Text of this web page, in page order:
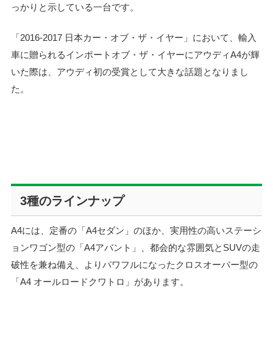
っかりと示している一台です。
「2016-2017 日本カー・オブ・ザ・イヤー」において、輸入
車に贈られるインポートオブ・ザ・イヤーにアウディA4が輝
いた際は、アウディ初の受賞として大きな話題となりまし
た。
3種のラインナップ
A4には、定番の「A4セダン」のほか、実用性の高いステーシ
ョンワゴン型の「A4アバント」、都会的な雰囲気とSUVの走
破性を兼ね備え、よりパワフルになったクロスオーバー型の
「A4 オールロードクワトロ」があります。